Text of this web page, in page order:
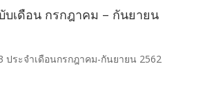
บเดือน กรกฎาคม – กันยายน
ประจำเดือนกรกฎาคม-กันยายน 2562